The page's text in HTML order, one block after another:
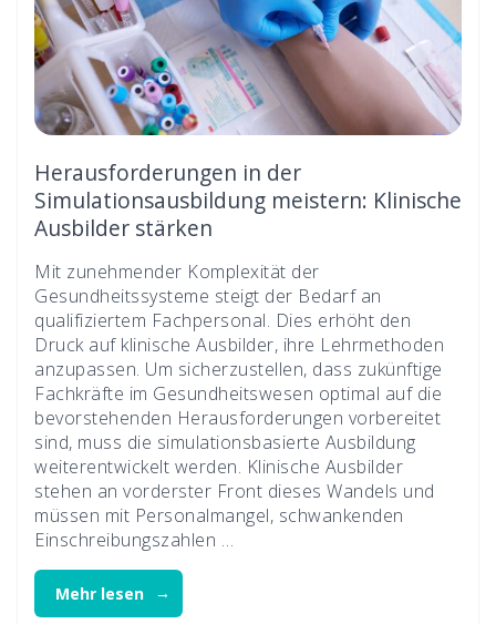
Herausforderungen in der
Simulationsausbildung meistern: Klinische
Ausbilder stärken
Mit zunehmender Komplexität der
Gesundheitssysteme steigt der Bedarf an
qualifiziertem Fachpersonal. Dies erhöht den
Druck auf klinische Ausbilder, ihre Lehrmethoden
anzupassen. Um sicherzustellen, dass zukünftige
Fachkräfte im Gesundheitswesen optimal auf die
bevorstehenden Herausforderungen vorbereitet
sind, muss die simulationsbasierte Ausbildung
weiterentwickelt werden. Klinische Ausbilder
stehen an vorderster Front dieses Wandels und
müssen mit Personalmangel, schwankenden
Einschreibungszahlen …
Mehr lesen